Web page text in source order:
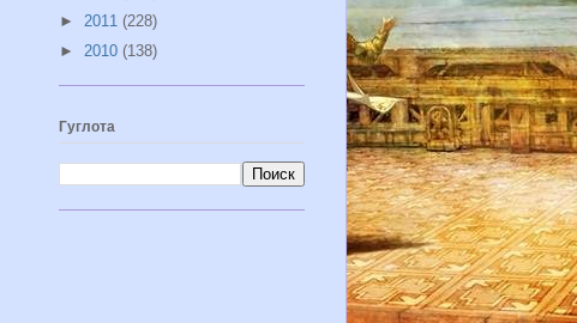
► 2011 (228)
► 2010 (138)
Гуглота